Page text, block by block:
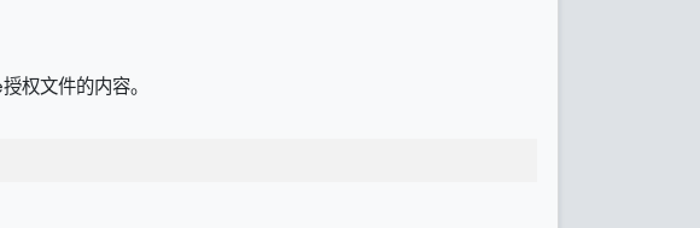
权文件的内容。